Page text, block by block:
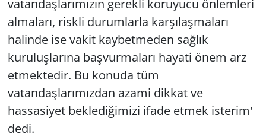
vatandaşlarımızın gerekli koruyucu önlemleri
almaları, riskli durumlarla karşılaşmaları
halinde ise vakit kaybetmeden sağlık
kuruluşlarına başvurmaları hayati önem arz
etmektedir. Bu konuda tüm
vatandaşlarımızdan azami dikkat ve
hassasiyet beklediğimizi ifade etmek isterim'
dedi.